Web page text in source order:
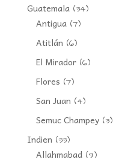
Guatemala(34)
Antigua(7)
Atitlán (6)
El Mirador(6)
Flores (7)
San Juan (4)
Semuc Champey(3)
Indien (33)
Allahmabad(9)